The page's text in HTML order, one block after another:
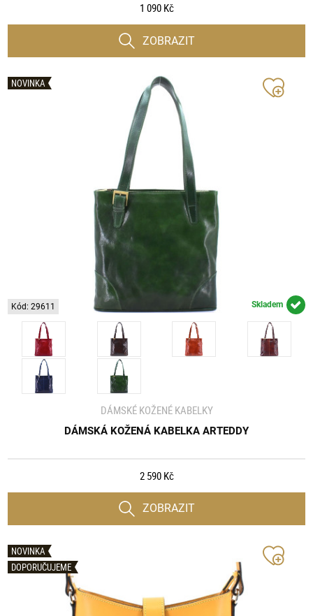
1 090 Kč
ZOBRAZIT
NOVINKA
Kód: 29611 Skladem
DÁMSKÉ KOŽENÉ KABELKY
DÁMSKÁ KOŽENÁ KABELKA ARTEDDY
2 590 Kč
ZOBRAZIT
NOVINKA
DOPORUČUJEME